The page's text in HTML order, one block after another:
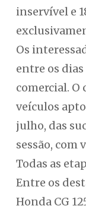
inservível e
Os
entre os
comercial. O
veículos
julho, das
sessão, com
Todas as
Entre os
Honda CG